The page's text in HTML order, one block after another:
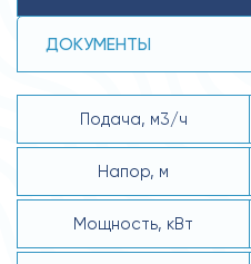
ДОКУМЕНТЫ
Подача, м3/ч
Напор, м
Мощность, кВт